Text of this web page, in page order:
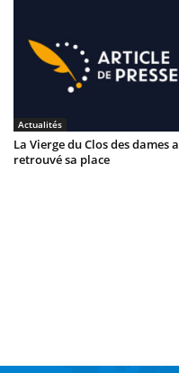
Actualités
La Vierge du Clos des dames a
retrouvé sa place